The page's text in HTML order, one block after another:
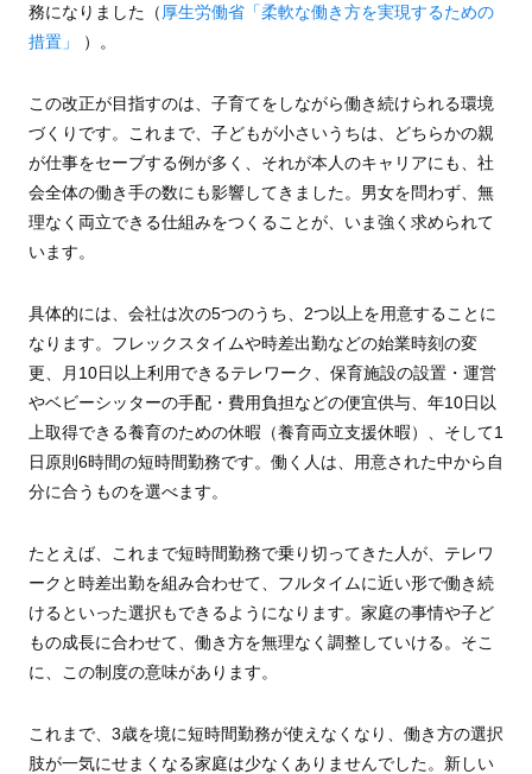
務になりました（ 厚生労働省「柔軟な働き方を実現するための
措置」
）。
この改正が目指すのは、子育てをしながら働き続けられる環境
づくりです。これまで、子どもが小さいうちは、どちらかの親
が仕事をセーブする例が多く、それが本人のキャリアにも、社
会全体の働き手の数にも影響してきました。男女を問わず、無
理なく両立できる仕組みをつくることが、いま強く求められて
います。
具体的には、会社は次の5つのうち、2つ以上を用意することに
なります。フレックスタイムや時差出勤などの始業時刻の変
更、月10日以上利用できるテレワーク、保育施設の設置・運営
やベビーシッターの手配・費用負担などの便宜供与、年10日以
上取得できる養育のための休暇（養育両立支援休暇）、そして1
日原則6時間の短時間勤務です。働く人は、用意された中から自
分に合うものを選べます。
たとえば、これまで短時間勤務で乗り切ってきた人が、テレワ
ークと時差出勤を組み合わせて、フルタイムに近い形で働き続
けるといった選択もできるようになります。家庭の事情や子ど
もの成長に合わせて、働き方を無理なく調整していける。そこ
に、この制度の意味があります。
これまで、3歳を境に短時間勤務が使えなくなり、働き方の選択
肢が一気にせまくなる家庭は少なくありませんでした。新しい